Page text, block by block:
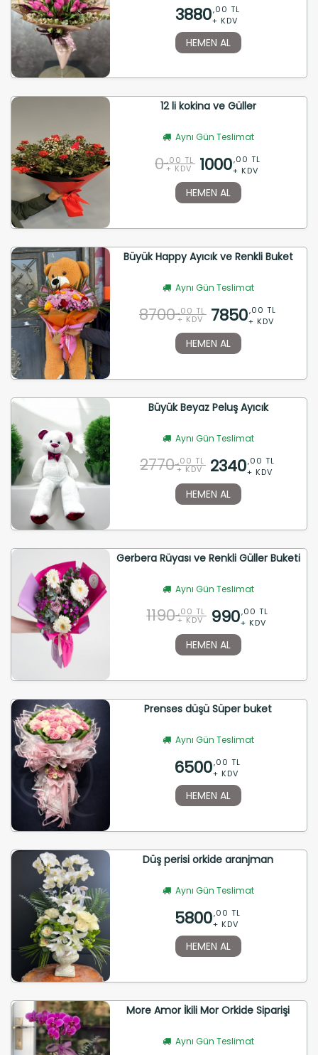
3880,00 TL
+ KDV
HEMEN AL
12 li kokina ve Güller
Aynı Gün Teslimat
0 ,00 TL
+ KDV 1000,00 TL
+ KDV
HEMEN AL
Büyük Happy Ayıcık ve Renkli Buket
Aynı Gün Teslimat
8700 ,00 TL
+ KDV 7850,00 TL
+ KDV
HEMEN AL
Büyük Beyaz Peluş Ayıcık
Aynı Gün Teslimat
2770 ,00 TL
+ KDV 2340,00 TL
+ KDV
HEMEN AL
Gerbera Rüyası ve Renkli Güller Buketi
Aynı Gün Teslimat
1190 ,00 TL
+ KDV 990,00 TL
+ KDV
HEMEN AL
Prenses düşü Süper buket
Aynı Gün Teslimat
6500,00 TL
+ KDV
HEMEN AL
Düş perisi orkide aranjman
Aynı Gün Teslimat
5800,00 TL
+ KDV
HEMEN AL
More Amor İkili Mor Orkide Siparişi
Aynı Gün Teslimat